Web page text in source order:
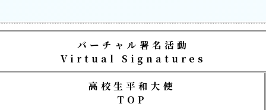
バーチャル署名活動
Virtual Signatures
高校生平和大使
TOP